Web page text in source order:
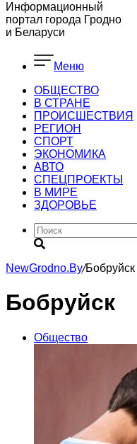
Информационный
портал города Гродно
и Беларуси
Меню
ОБЩЕСТВО
В СТРАНЕ
ПРОИСШЕСТВИЯ
РЕГИОН
CПОРТ
ЭКОНОМИКА
АВТО
СПЕЦПРОЕКТЫ
В МИРЕ
ЗДОРОВЬЕ
NewGrodno.By/Бобруйск
Бобруйск
Общество